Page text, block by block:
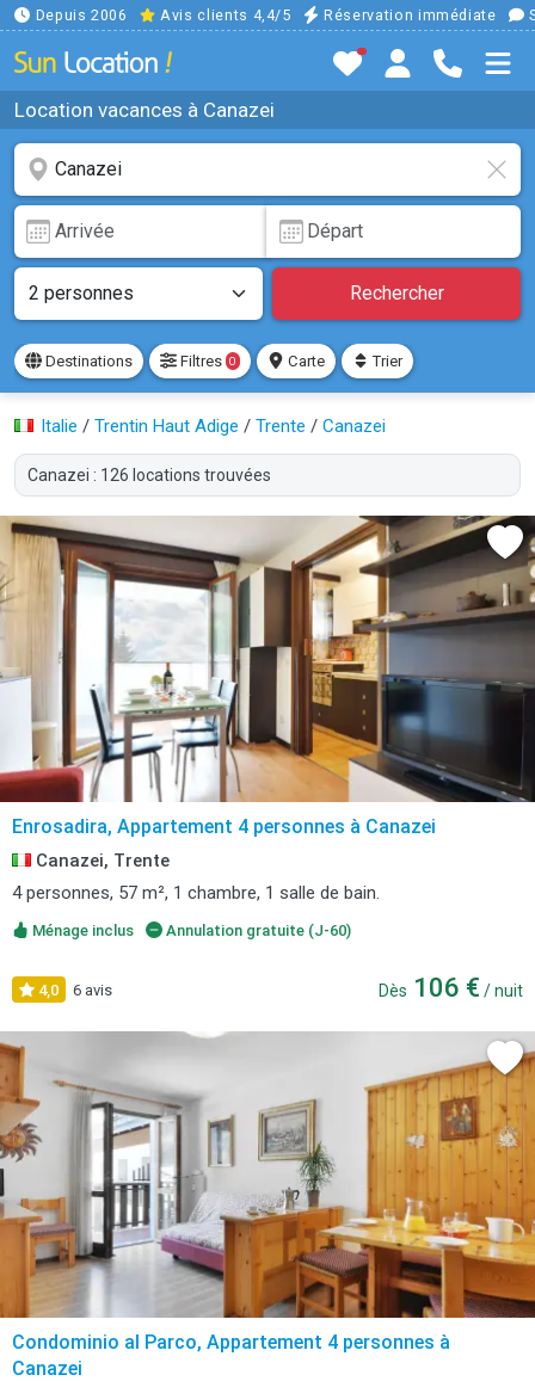
Depuis 2006 Avis clients 4,4/5 Réservation immédiate
Location vacances à Canazei
Rechercher
Destinations Filtres 0 Carte Trier
Italie / Trentin Haut Adige / Trente / Canazei
Canazei : 126 locations trouvées
Enrosadira, Appartement 4 personnes à Canazei
Canazei, Trente
4 personnes, 57 m², 1 chambre, 1 salle de bain.
Ménage inclus Annulation gratuite (J-60)
4,0 6 avis Dès 106 € / nuit
Condominio al Parco, Appartement 4 personnes à
Canazei